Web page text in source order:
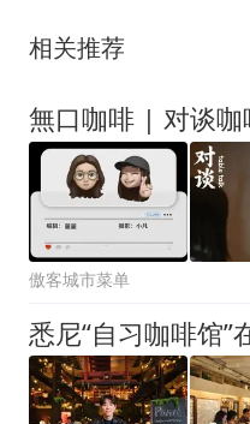
相关推荐
無口咖啡 | 对谈咖
傲客城市菜单